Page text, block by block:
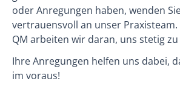
oder Anregungen haben, wenden
vertrauensvoll an unser Praxisteam.
QM arbeiten wir daran, uns stetig
Ihre Anregungen helfen uns dabei,
im voraus!